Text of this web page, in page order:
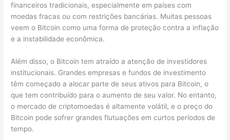
financeiros tradicionais, especialmente em países com
moedas fracas ou com restrições bancárias. Muitas pessoas
veem o Bitcoin como uma forma de proteção contra a inflação
e a instabilidade econômica.
Além disso, o Bitcoin tem atraído a atenção de investidores
institucionais. Grandes empresas e fundos de investimento
têm começado a alocar parte de seus ativos para Bitcoin, o
que tem contribuído para o aumento de seu valor. No entanto,
o mercado de criptomoedas é altamente volátil, e o preço do
Bitcoin pode sofrer grandes flutuações em curtos períodos de
tempo.